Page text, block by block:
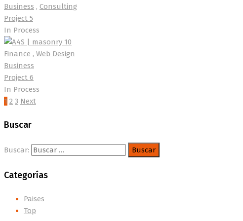
Business , Consulting
Project 5
In Process
Finance , Web Design
Business
Project 6
In Process
1 2 3 Next
Buscar
Buscar:
Categorías
Paises
Top